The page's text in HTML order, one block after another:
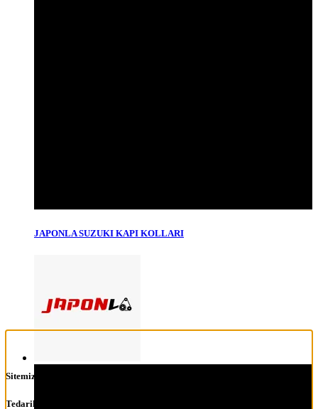
JAPONLA SUZUKI KAPI KOLLARI
Sitemiz ürün ve içerik olarak güncellenmektedir.
Tedarik ve teslim sürecinde bir aksilik yaşamamanız adına